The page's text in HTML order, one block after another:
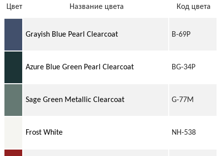
Цвет Название цвета Код цвета
Grayish Blue Pearl Clearcoat B-69P
Azure Blue Green Pearl Clearcoat BG-34P
Sage Green Metallic Clearcoat G-77M
Frost White NH-538